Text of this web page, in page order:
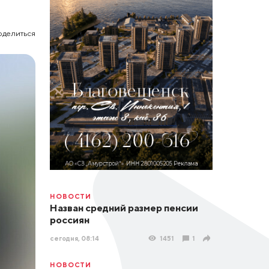
НОВОСТИ
Назван средний размер пенсии
россиян
сегодня, 08:14 1451 1
НОВОСТИ